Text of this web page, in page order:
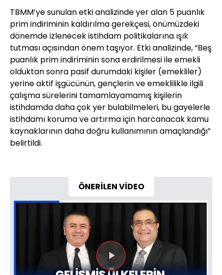
TBMM’ye sunulan etki analizinde yer alan 5 puanlık
prim indiriminin kaldırılma gerekçesi, önümüzdeki
dönemde izlenecek istihdam politikalarına ışık
tutması açısından önem taşıyor. Etki analizinde, “Beş
puanlık prim indiriminin sona erdirilmesi ile emekli
olduktan sonra pasif durumdaki kişiler (emekliler)
yerine aktif işgücünün, gençlerin ve emeklilikle ilgili
çalışma sürelerini tamamlayamamış kişilerin
istihdamda daha çok yer bulabilmeleri, bu gayelerle
istihdamı koruma ve artırma için harcanacak kamu
kaynaklarının daha doğru kullanımının amaçlandığı”
belirtildi.
ÖNERİLEN VİDEO
Videoyu